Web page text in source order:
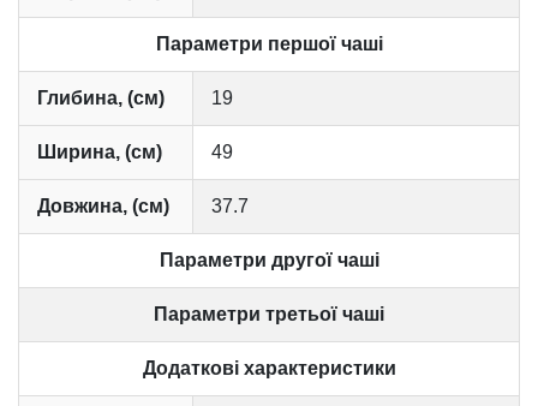
Параметри першої чаші
Глибина, (см) 19
Ширина, (см) 49
Довжина, (см) 37.7
Параметри другої чаші
Параметри третьої чаші
Додаткові характеристики